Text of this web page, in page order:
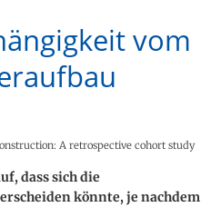
vom
A retrospective cohort study
dass sich die
könnte, je nachdem